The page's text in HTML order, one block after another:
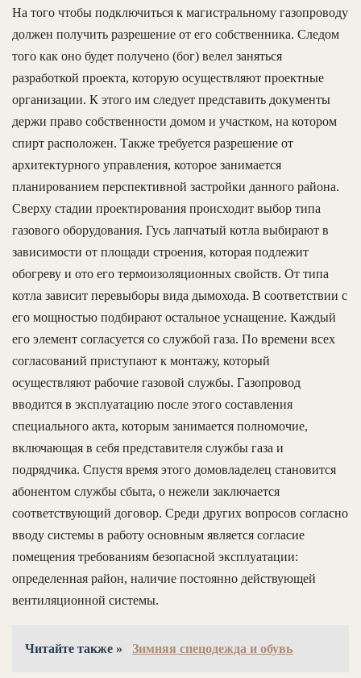
На того чтобы подключиться к магистральному газопроводу
должен получить разрешение от его собственника. Следом
того как оно будет получено (бог) велел заняться
разработкой проекта, которую осуществляют проектные
организации. К этого им следует представить документы
держи право собственности домом и участком, на котором
спирт расположен. Также требуется разрешение от
архитектурного управления, которое занимается
планированием перспективной застройки данного района.
Сверху стадии проектирования происходит выбор типа
газового оборудования. Гусь лапчатый котла выбирают в
зависимости от площади строения, которая подлежит
обогреву и ото его термоизоляционных свойств. От типа
котла зависит перевыборы вида дымохода. В соответствии с
его мощностью подбирают остальное уснащение. Каждый
его элемент согласуется со службой газа. По времени всех
согласований приступают к монтажу, который
осуществляют рабочие газовой службы. Газопровод
вводится в эксплуатацию после этого составления
специального акта, которым занимается полномочие,
включающая в себя представителя службы газа и
подрядчика. Спустя время этого домовладелец становится
абонентом службы сбыта, о нежели заключается
соответствующий договор. Среди других вопросов согласно
вводу системы в работу основным является согласие
помещения требованиям безопасной эксплуатации:
определенная район, наличие постоянно действующей
вентиляционной системы.
Читайте также » Зимняя спецодежда и обувь